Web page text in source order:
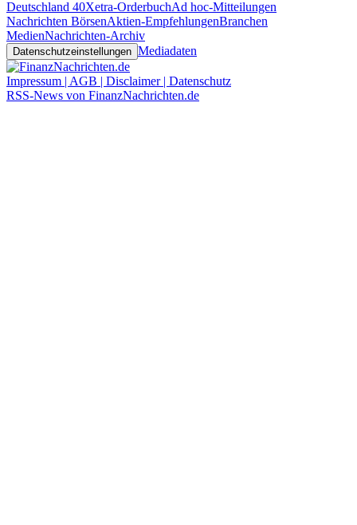
Deutschland 40Xetra-OrderbuchAd hoc-Mitteilungen
Nachrichten BörsenAktien-EmpfehlungenBranchen
MedienNachrichten-Archiv
Datenschutzeinstellungen Mediadaten
Impressum | AGB | Disclaimer | Datenschutz
RSS-News von FinanzNachrichten.de